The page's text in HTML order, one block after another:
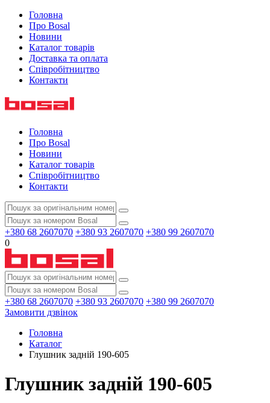
Головна
Про Bosal
Новини
Каталог товарів
Доставка та оплата
Співробітництво
Контакти
Головна
Про Bosal
Новини
Каталог товарів
Співробітництво
Контакти
+380 68 2607070 +380 93 2607070 +380 99 2607070
0
+380 68 2607070 +380 93 2607070 +380 99 2607070
Замовити дзвінок
Головна
Каталог
Глушник задній 190-605
Глушник задній 190-605